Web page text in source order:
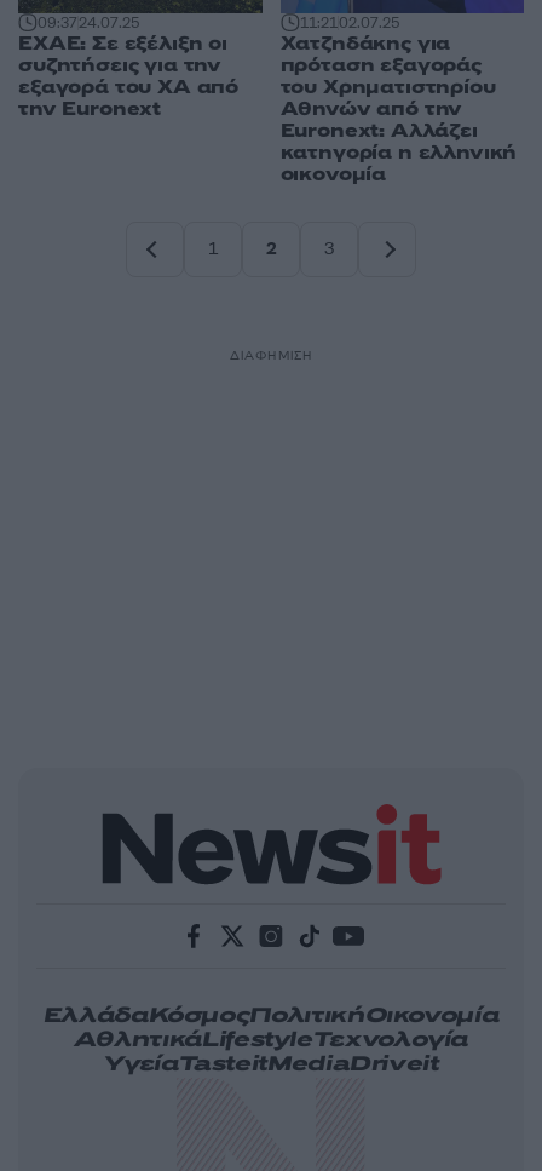
09:3724.07.25
ΕΧΑΕ: Σε εξέλιξη οι
συζητήσεις για την
εξαγορά του ΧΑ από
την Euronext
11:2102.07.25
Χατζηδάκης για
πρόταση εξαγοράς
του Χρηματιστηρίου
Αθηνών από την
Euronext: Αλλάζει
κατηγορία η ελληνική
οικονομία
1
2
3
ΔΙΑΦΗΜΙΣΗ
ΕλλάδαΚόσμοςΠολιτικήΟικονομία
ΑθλητικάLifestyleΤεχνολογία
ΥγείαTasteitMediaDriveit